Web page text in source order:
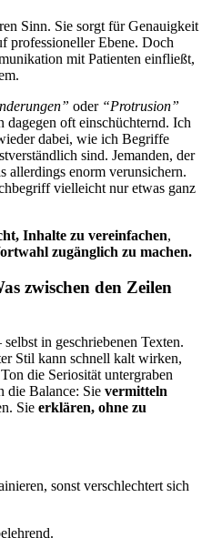
Sinn. Sie sorgt für Genauigkeit
professioneller Ebene. Doch
mit Patienten einfließt,
oder “Protrusion”
oft einschüchternd. Ich
dabei, wie ich Begriffe
sind. Jemanden, der
allerdings enorm verunsichern.
vielleicht nur etwas ganz
Inhalte zu vereinfachen,
zugänglich zu machen.
zwischen den Zeilen
in geschriebenen Texten.
Stil kann schnell kalt wirken,
die Seriosität untergraben
die Balance: Sie vermitteln
Sie erklären, ohne zu
sonst verschlechtert sich